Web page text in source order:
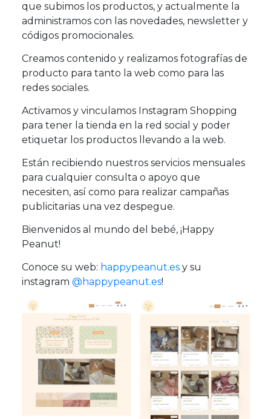
que subimos los productos, y actualmente la
administramos con las novedades, newsletter y
códigos promocionales.
Creamos contenido y realizamos fotografías de
producto para tanto la web como para las
redes sociales.
Activamos y vinculamos Instagram Shopping
para tener la tienda en la red social y poder
etiquetar los productos llevando a la web.
Están recibiendo nuestros servicios mensuales
para cualquier consulta o apoyo que
necesiten, así como para realizar campañas
publicitarias una vez despegue.
Bienvenidos al mundo del bebé, ¡Happy
Peanut!
Conoce su web: happypeanut.es y su
instagram @happypeanut.es!